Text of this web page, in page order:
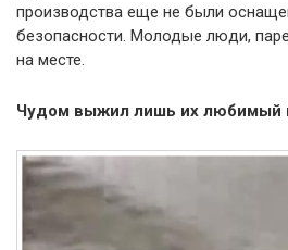
производства еще не были
безопасности. Молодые люди,
на месте.
Чудом выжил лишь их любимый